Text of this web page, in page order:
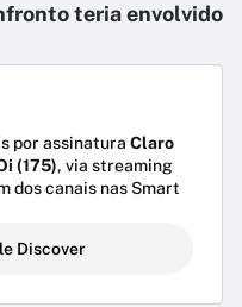
teria envolvido
por assinatura Claro
(175), via streaming
dos canais nas Smart
Discover